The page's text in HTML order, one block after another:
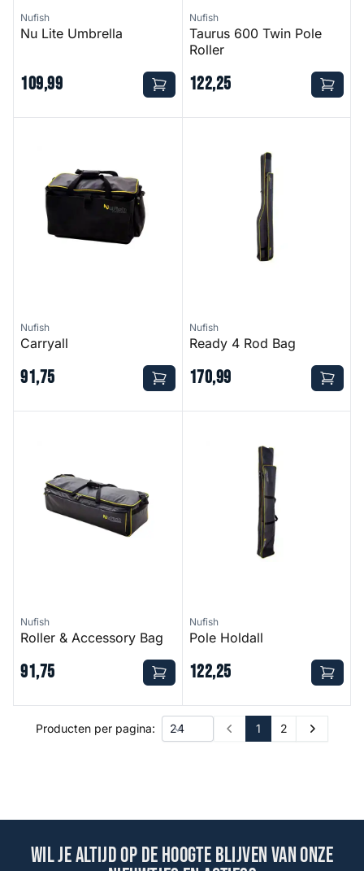
Nufish
Nu Lite Umbrella
109,99
Nufish
Taurus 600 Twin Pole
Roller
122,25
Nufish
Carryall
91,75
Nufish
Ready 4 Rod Bag
170,99
Nufish
Roller & Accessory Bag
91,75
Nufish
Pole Holdall
122,25
Producten per pagina: Prev 1 2 Next
Wil je altijd op de hoogte blijven van onze